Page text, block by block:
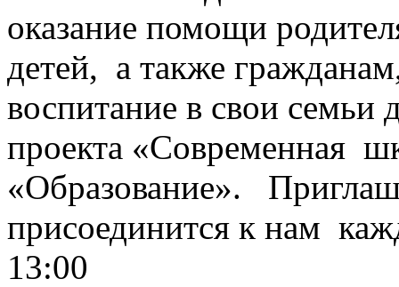
оказание помощи
детей, а также
воспитание в свои семьи
проекта «Современная
«Образование».
присоединится к нам
13:00